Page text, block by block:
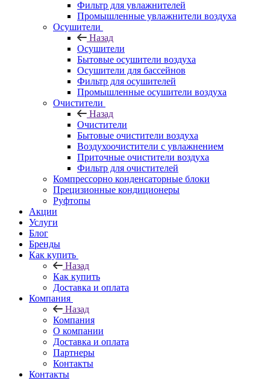
Фильтр для увлажнителей
Промышленные увлажнители воздуха
Осушители
Назад
Осушители
Бытовые осушители воздуха
Осушители для бассейнов
Фильтр для осушителей
Промышленные осушители воздуха
Очистители
Назад
Очистители
Бытовые очистители воздуха
Воздухоочистители с увлажнением
Приточные очистители воздуха
Фильтр для очистителей
Компрессорно конденсаторные блоки
Прецизионные кондиционеры
Руфтопы
Акции
Услуги
Блог
Бренды
Как купить
Назад
Как купить
Доставка и оплата
Компания
Назад
Компания
О компании
Доставка и оплата
Партнеры
Контакты
Контакты